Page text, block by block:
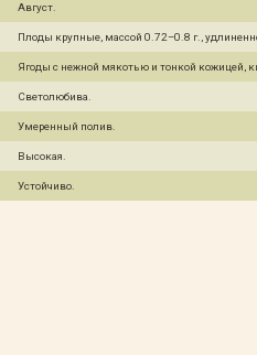
Август.
Плоды крупные, массой 0.72–0.8 г.,
Ягоды с нежной мякотью и тонкой кожицей,
Светолюбива.
Умеренный полив.
Высокая.
Устойчиво.